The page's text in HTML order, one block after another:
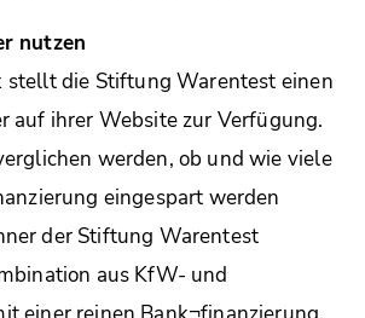
nutzen
stellt die Stiftung Warentest einen
auf ihrer Website zur Verfügung.
werden, ob und wie viele
eingespart werden
der Stiftung Warentest
aus KfW- und